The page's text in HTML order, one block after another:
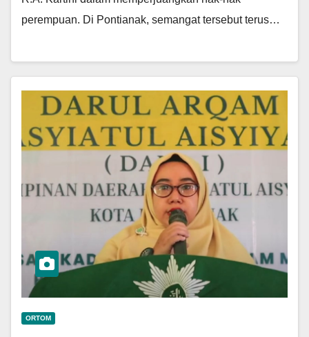
perempuan. Di Pontianak, semangat tersebut terus…
ORTOM